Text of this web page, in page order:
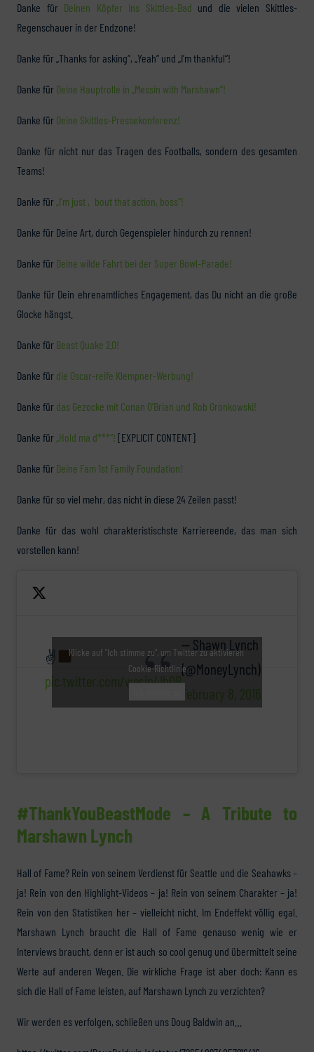
Danke für Deinen Köpfer ins Skittles-Bad und die vielen Skittles-
Regenschauer in der Endzone!
Danke für „Thanks for asking“, „Yeah“ und „I’m thankful“!
Danke für Deine Hauptrolle in „Messin with Marshawn“!
Danke für Deine Skittles-Pressekonferenz!
Danke für nicht nur das Tragen des Footballs, sondern des gesamten
Teams!
Danke für „I’m just ‚bout that action, boss“!
Danke für Deine Art, durch Gegenspieler hindurch zu rennen!
Danke für Deine wilde Fahrt bei der Super Bowl-Parade!
Danke für Dein ehrenamtliches Engagement, das Du nicht an die große
Glocke hängst.
Danke für Beast Quake 2.0!
Danke für die Oscar-reife Klempner-Werbung!
Danke für das Gezocke mit Conan O’Brian und Rob Gronkowski!
Danke für „Hold ma d***“! [EXPLICIT CONTENT]
Danke für Deine Fam 1st Family Foundation!
Danke für so viel mehr, das nicht in diese 24 Zeilen passt!
Danke für das wohl charakteristischste Karriereende, das man sich
vorstellen kann!
✌
pic.twitter.com/wesip4IhOR
— Shawn Lynch
(@MoneyLynch)
February 8, 2016
Klicke auf "Ich stimme zu", um Twitter zu aktivieren
Cookie-Richtlinie
#ThankYouBeastMode – A Tribute to
Marshawn Lynch
Hall of Fame? Rein von seinem Verdienst für Seattle und die Seahawks –
ja! Rein von den Highlight-Videos – ja! Rein von seinem Charakter – ja!
Rein von den Statistiken her – vielleicht nicht. Im Endeffekt völlig egal.
Marshawn Lynch braucht die Hall of Fame genauso wenig wie er
Interviews braucht, denn er ist auch so cool genug und übermittelt seine
Werte auf anderen Wegen. Die wirkliche Frage ist aber doch: Kann es
sich die Hall of Fame leisten, auf Marshawn Lynch zu verzichten?
Wir werden es verfolgen, schließen uns Doug Baldwin an…